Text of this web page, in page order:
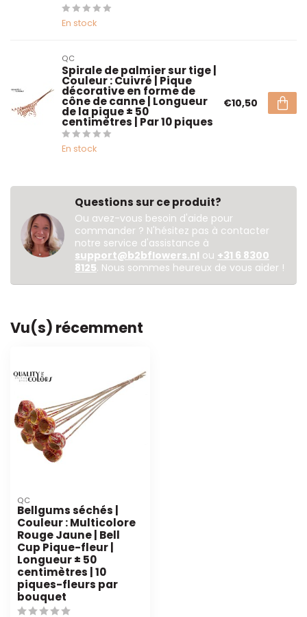
En stock
QC
Spirale de palmier sur tige |
Couleur : Cuivré | Pique
décorative en forme de
cône de canne | Longueur
de la pique ± 50
centimètres | Par 10 piques
En stock
€10,50
Questions sur ce produit?
Ou avez-vous besoin d'aide pour
commander ? N'hésitez pas à contacter
notre service d'assistance à
support@b2bflowers.nl ou +31 6 8300
8125. Nous sommes heureux de vous aider !
Vu(s) récemment
QC
Bellgums séchés |
Couleur : Multicolore
Rouge Jaune | Bell
Cup Pique-fleur |
Longueur ± 50
centimètres | 10
piques-fleurs par
bouquet